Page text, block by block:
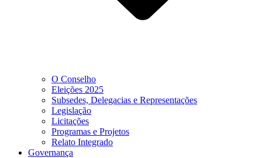
O Conselho
Eleições 2025
Subsedes, Delegacias e Representações
Legislação
Licitações
Programas e Projetos
Relato Integrado
Governança